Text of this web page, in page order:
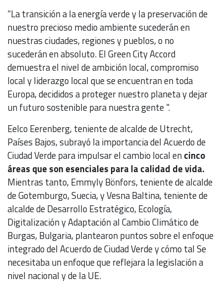
“La transición a la energía verde y la preservación de
nuestro precioso medio ambiente sucederán en
nuestras ciudades, regiones y pueblos, o no
sucederán en absoluto. El Green City Accord
demuestra el nivel de ambición local, compromiso
local y liderazgo local que se encuentran en toda
Europa, decididos a proteger nuestro planeta y dejar
un futuro sostenible para nuestra gente ".
Eelco Eerenberg, teniente de alcalde de Utrecht,
Países Bajos, subrayó la importancia del Acuerdo de
Ciudad Verde para impulsar el cambio local encinco
áreas que son esenciales para la calidad de vida.
Mientras tanto, Emmyly Bönfors, teniente de alcalde
de Gotemburgo, Suecia, y Vesna Baltina, teniente de
alcalde de Desarrollo Estratégico, Ecología,
Digitalización y Adaptación al Cambio Climático de
Burgas, Bulgaria, plantearon puntos sobre el enfoque
integrado del Acuerdo de Ciudad Verde y cómo tal Se
necesitaba un enfoque que reflejara la legislación a
nivel nacional y de la UE.